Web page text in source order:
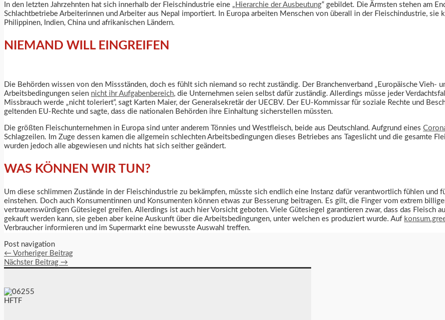
In den letzten Jahrzehnten hat sich innerhalb der Fleischindustrie eine „ Hierarchie der Ausbeutung“ gebildet. Die Ärmsten stehen am
Schlachtbetriebe Arbeiterinnen und Arbeiter aus Nepal importiert. In Europa arbeiten Menschen von überall in der Fleischindustrie, sie
Philippinen, Indien, China und afrikanischen Ländern.
NIEMAND WILL EINGREIFEN
Die Behörden wissen von den Missständen, doch es fühlt sich niemand so recht zuständig. Der Branchenverband „Europäische Vieh-
Arbeitsbedingungen seien nicht ihr Aufgabenbereich, die Unternehmen seien selbst dafür zuständig. Allerdings müsse jeder
Missbrauch werde „nicht toleriert“, sagt Karten Maier, der Generalsekretär der UECBV. Der EU-Kommissar für soziale Rechte und
geltenden EU-Rechte und sagte, dass die nationalen Behörden ihre Einhaltung sicherstellen müssten.
Die größten Fleischunternehmen in Europa sind unter anderem Tönnies und Westfleisch, beide aus Deutschland. Aufgrund eines
Schlagzeilen. Im Zuge dessen kamen die allgemein schlechten Arbeitsbedingungen dieses Betriebes ans Tageslicht und die gesamte
wurden jedoch alle abgewiesen und nichts hat sich seither geändert.
WAS KÖNNEN WIR TUN?
Um diese schlimmen Zustände in der Fleischindustrie zu bekämpfen, müsste sich endlich eine Instanz dafür verantwortlich fühlen und
einstehen. Doch auch Konsumentinnen und Konsumenten können etwas zur Besserung beitragen. Es gilt, die Finger vom extrem
vertrauenswürdigen Gütesiegel greifen. Allerdings ist auch hier Vorsicht geboten. Viele Gütesiegel garantieren zwar, dass das Fleisch
gekauft werden kann, sie geben aber keine Auskunft über die Arbeitsbedingungen, unter welchen es produziert wurde. Auf
Verbraucher informieren und im Supermarkt eine bewusste Auswahl treffen.
Post navigation
← Vorheriger Beitrag
Nächster Beitrag →